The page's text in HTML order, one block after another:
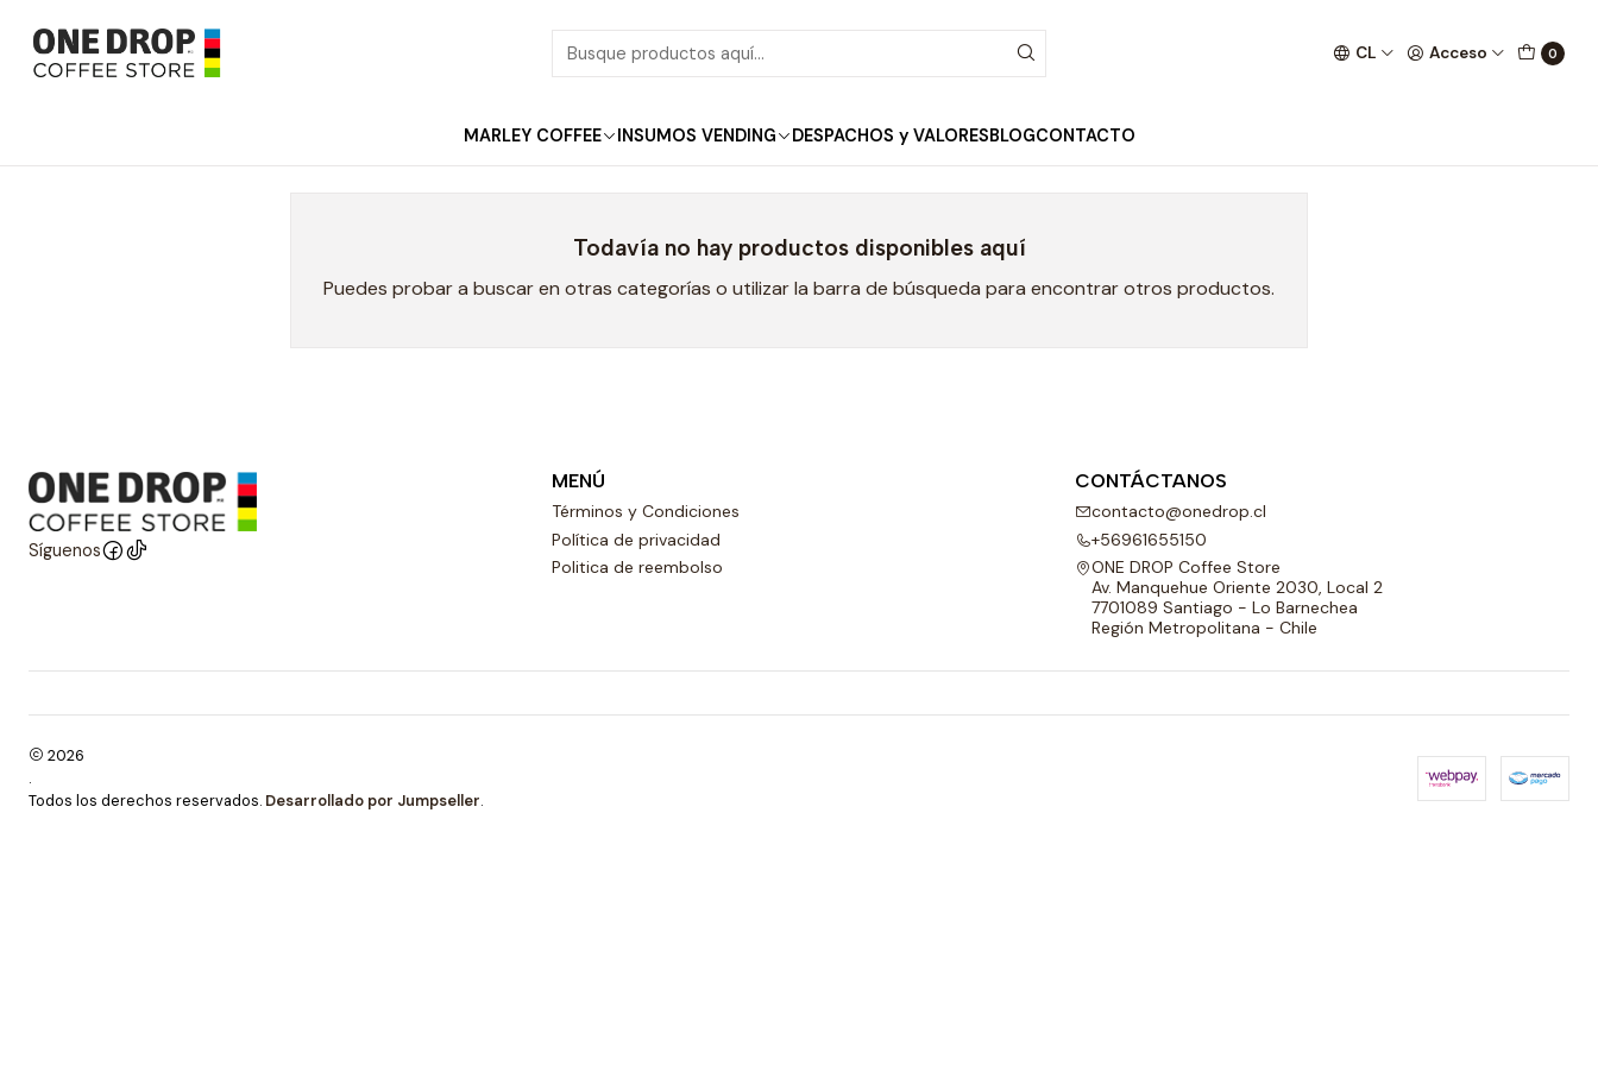
CL Acceso 0
MARLEY COFFEE INSUMOS VENDING DESPACHOS y VALORESBLOGCONTACTO
Inicio SiS
Todavía no hay productos disponibles aquí
Puedes probar a buscar en otras categorías o utilizar la barra de búsqueda para encontrar otros productos.
Síguenos
MENÚ
Términos y Condiciones
Política de privacidad
Politica de reembolso
CONTÁCTANOS
contacto@onedrop.cl
+56961655150
ONE DROP Coffee Store
Av. Manquehue Oriente 2030, Local 2
7701089 Santiago - Lo Barnechea
Región Metropolitana - Chile
2026
.
Todos los derechos reservados. Desarrollado por Jumpseller.